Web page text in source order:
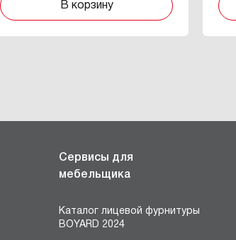
В корзину
Сервисы для
мебельщика
Каталог лицевой фурнитуры
BOYARD 2024